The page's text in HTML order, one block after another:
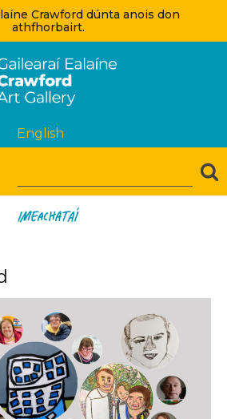
Crawford dúnta anois don
athfhorbairt.
English
Imeachataí